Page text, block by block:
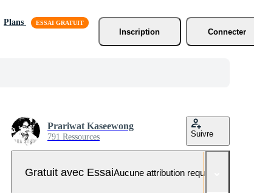
Plans
Inscription
Connecter
Prariwat Kaseewong
791 Ressources Suivre
Gratuit avec EssaiAucune attribution requise